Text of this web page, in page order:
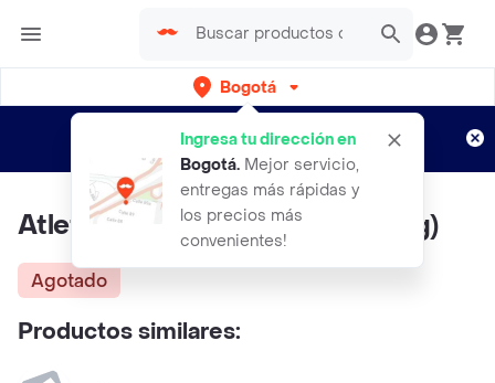
Bogotá
Ingresa tu dirección en
Bogotá. Mejor servicio,
entregas más rápidas y
los precios más
convenientes!
envíos gratis por semanas
Aplican TyC
Atletics Diclofenaco Sodico (1 g)
Agotado
Productos similares: